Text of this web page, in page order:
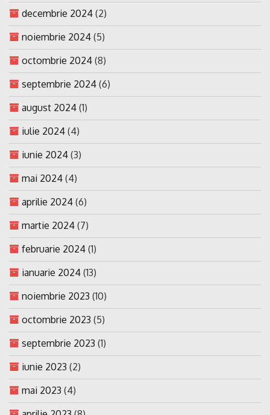
decembrie 2024 (2)
noiembrie 2024 (5)
octombrie 2024 (8)
septembrie 2024 (6)
august 2024 (1)
iulie 2024 (4)
iunie 2024 (3)
mai 2024 (4)
aprilie 2024 (6)
martie 2024 (7)
februarie 2024 (1)
ianuarie 2024 (13)
noiembrie 2023 (10)
octombrie 2023 (5)
septembrie 2023 (1)
iunie 2023 (2)
mai 2023 (4)